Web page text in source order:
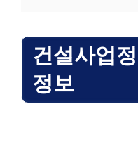
건설사업
정보